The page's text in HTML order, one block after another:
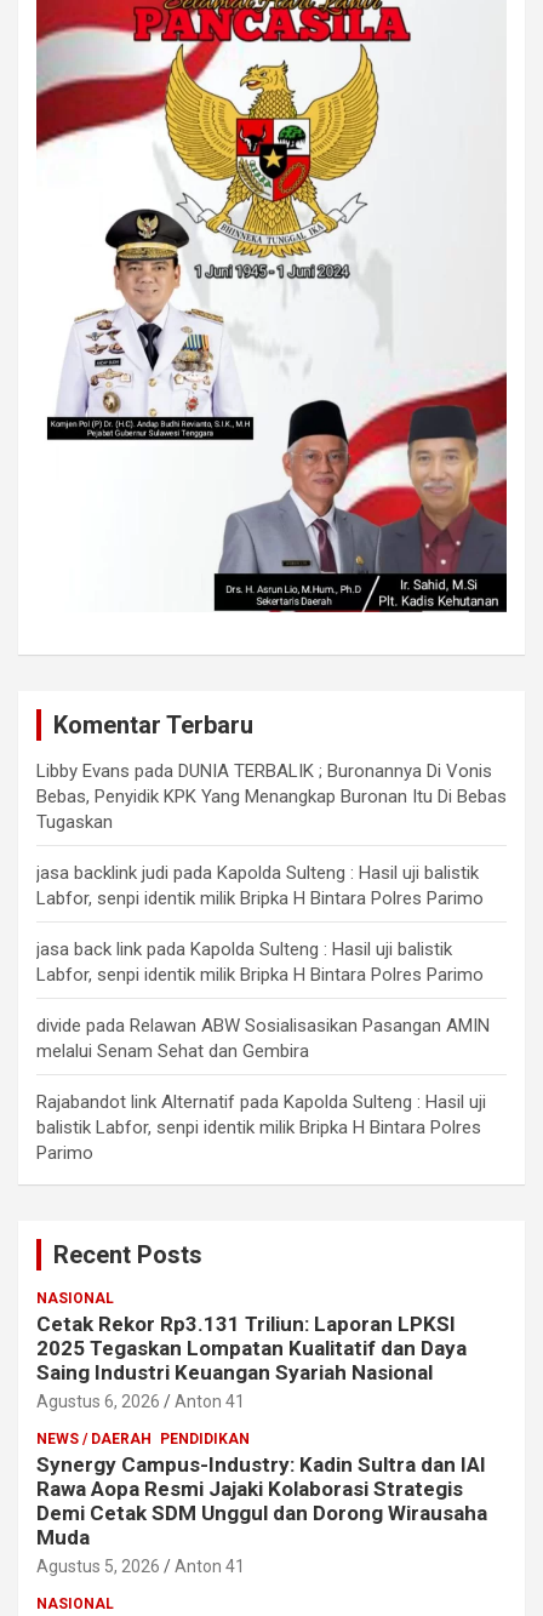
Komentar Terbaru
Libby Evans pada DUNIA TERBALIK ; Buronannya Di Vonis
Bebas, Penyidik KPK Yang Menangkap Buronan Itu Di Bebas
Tugaskan
jasa backlink judi pada Kapolda Sulteng : Hasil uji balistik
Labfor, senpi identik milik Bripka H Bintara Polres Parimo
jasa back link pada Kapolda Sulteng : Hasil uji balistik
Labfor, senpi identik milik Bripka H Bintara Polres Parimo
divide pada Relawan ABW Sosialisasikan Pasangan AMIN
melalui Senam Sehat dan Gembira
Rajabandot link Alternatif pada Kapolda Sulteng : Hasil uji
balistik Labfor, senpi identik milik Bripka H Bintara Polres
Parimo
Recent Posts
NASIONAL
Cetak Rekor Rp3.131 Triliun: Laporan LPKSI
2025 Tegaskan Lompatan Kualitatif dan Daya
Saing Industri Keuangan Syariah Nasional
Agustus 6, 2026 Anton 41
NEWS / DAERAH PENDIDIKAN
Synergy Campus-Industry: Kadin Sultra dan IAI
Rawa Aopa Resmi Jajaki Kolaborasi Strategis
Demi Cetak SDM Unggul dan Dorong Wirausaha
Muda
Agustus 5, 2026 Anton 41
NASIONAL